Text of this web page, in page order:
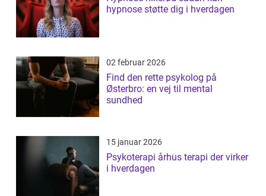
hypnose støtte dig i hverdagen
02 februar 2026
Find den rette psykolog på
Østerbro: en vej til mental
sundhed
15 januar 2026
Psykoterapi århus terapi der virker
i hverdagen